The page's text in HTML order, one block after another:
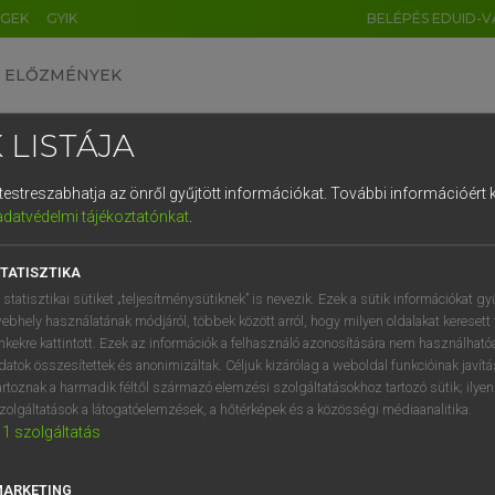
GYIK BELÉPÉS EDUID-
ELŐZMÉNYEK
szótár
VAN ELŐFIZETÉSED?
megtekintéséhez.
LISTÁJA
az önről gyűjtött információkat. További információért
tájékoztatónkat.
statisztikai sütiket „teljesítménysütiknek” is nevezik. Ezek a sütik információkat
használatának módjáról, többek között arról, hogy milyen oldalakat keresett
kattintott. Ezek az információk a felhasználó azonosítására nem
összesítettek és anonimizáltak. Céljuk kizárólag a weboldal funkcióinak
a harmadik féltől származó elemzési szolgáltatásokhoz tartozó sütik;
a látogatóelemzések, a hőtérképek és a közösségi médiaanalitika.
1 szolgáltatás
DE CN FR ES IT NL
1 2 3 4 5 6 7 8 9
q w e r t z u i
a s d f g h j k l é
í y x c v b n m , .